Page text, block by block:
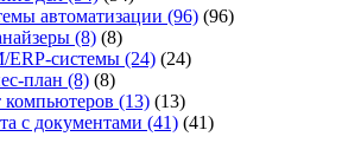
автоматизации (96) (96)
(8) (8)
ERP-системы (24) (24)
план (8) (8)
компьютеров (13) (13)
с документами (41) (41)